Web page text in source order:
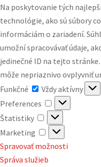
Na poskytovanie tých
technológie, ako sú súbory
informáciám o zariadení.
umožní spracovávať údaje,
jedinečné ID na tejto
môže nepriaznivo ovplyvniť
Funkčné
Funkčné
Vždy aktívny
Preferences
Preferences
Štatistiky
Štatistiky
Marketing
Marketing
Spravovať možnosti
Správa služieb